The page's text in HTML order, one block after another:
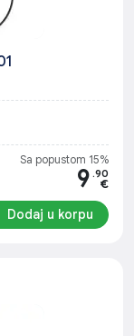
Sa popustom 15%
9 .90
€
Dodaj u korpu